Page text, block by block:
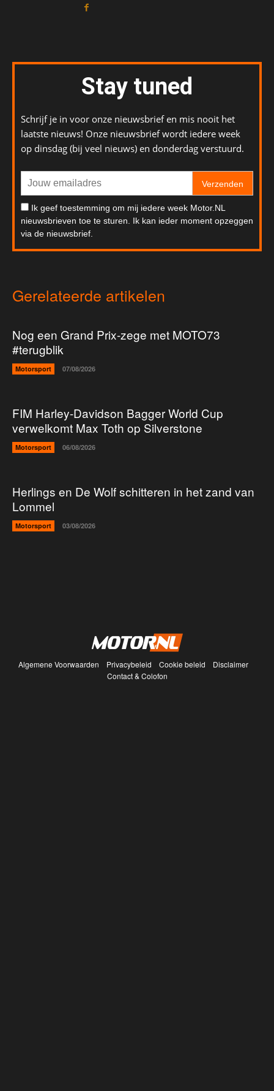
Stay tuned
Schrijf je in voor onze nieuwsbrief en mis nooit het
laatste nieuws! Onze nieuwsbrief wordt iedere week
op dinsdag (bij veel nieuws) en donderdag verstuurd.
Verzenden
Ik geef toestemming om mij iedere week Motor.NL
nieuwsbrieven toe te sturen. Ik kan ieder moment opzeggen
via de nieuwsbrief.
Gerelateerde artikelen
Nog een Grand Prix-zege met MOTO73
#terugblik
Motorsport 07/08/2026
FIM Harley-Davidson Bagger World Cup
verwelkomt Max Toth op Silverstone
Motorsport 06/08/2026
Herlings en De Wolf schitteren in het zand van
Lommel
Motorsport 03/08/2026
Algemene Voorwaarden Privacybeleid Cookie beleid
Disclaimer
Contact & Colofon